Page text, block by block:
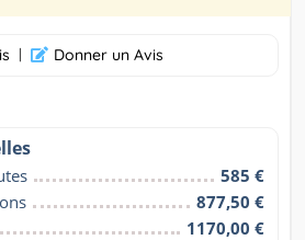
| Donner un Avis
585 €
877,50 €
1170,00 €